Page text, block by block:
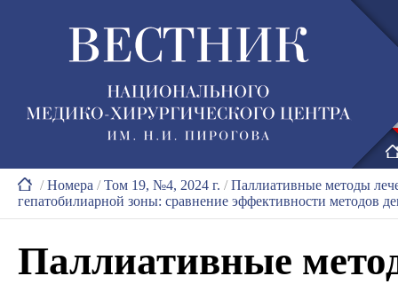
/Номера /Том 19, №4, 2024 г. /Паллиативные методы
гепатобилиарной зоны: сравнение эффективности методов
Паллиативные